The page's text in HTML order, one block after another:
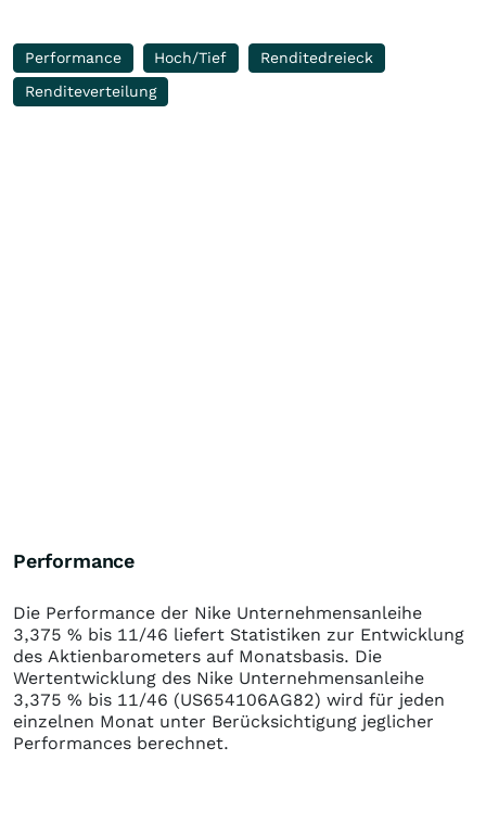
Performance Hoch/Tief
Renditedreieck
Renditeverteilung
Performance
Die Performance der Nike Unternehmensanleihe
3,375 % bis 11/46 liefert Statistiken zur Entwicklung
des Aktienbarometers auf Monatsbasis. Die
Wertentwicklung des Nike Unternehmensanleihe
3,375 % bis 11/46 (US654106AG82) wird für jeden
einzelnen Monat unter Berücksichtigung jeglicher
Performances berechnet.